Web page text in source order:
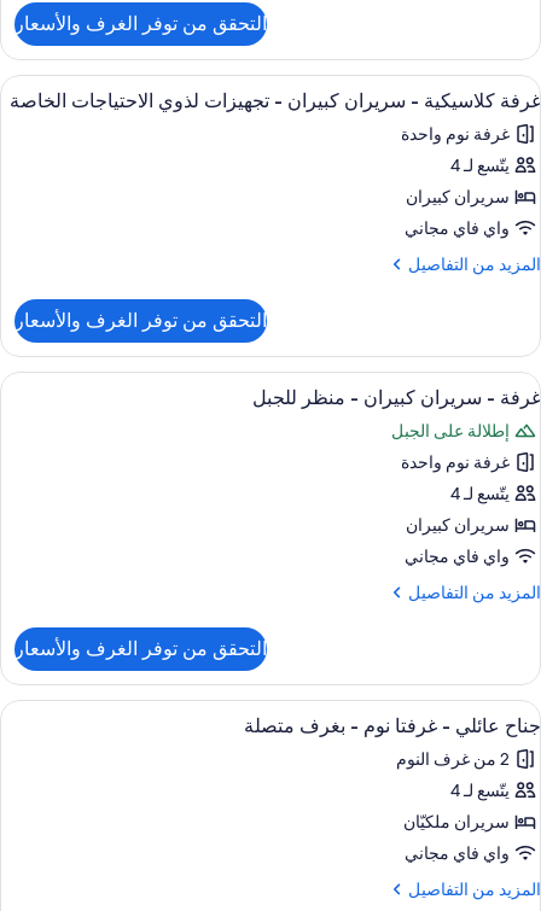
تجهيزات
لذوي
الاحتياجات
الخاصة
غرفة
كلاسيكية
-
سرير
كبير
تجهيزات
لذوي
الاحتياجات
التحقق من توفر الغرف والأسعار
استعراض
جميع
صور
غرفة
كلاسيكية
-
سريران
كبيران
تجهيزات
لذوي
الاحتياجات
الخاصة
أغطية فراش متميزة وأسرّة بطبقة علوية
1
غرفة كلاسيكية - سريران كبيران - تجهيزات لذوي الاحتياجات الخاصة
غرفة نوم واحدة
يتّسع لـ 4
سريران كبيران
واي فاي مجاني
المزيد من التفاصيل
المزيد
غرفة
كلاسيكية
-
سريران
كبيران
تجهيزات
لذوي
الاحتياجات
الخاصة
التحقق من توفر الغرف والأسعار
استعراض
جميع
صور
غرفة
-
سريران
كبيران
-
منظر
أغطية فراش متميزة وأسرّة بطبقة علوية
5
غرفة - سريران كبيران - منظر للجبل
إطلالة على الجبل
غرفة نوم واحدة
يتّسع لـ 4
سريران كبيران
واي فاي مجاني
المزيد من التفاصيل
المزيد
غرفة
سريران
كبيران
منظر
التحقق من توفر الغرف والأسعار
استعراض
جميع
صور
جناح
عائلي
-
غرفتا
أغطية فراش متميزة وأسرّة بطبقة علوية
9
جناح عائلي - غرفتا نوم - بغرف متصلة
2 من غرف النوم
يتّسع لـ 4
سريران ملكيّان
واي فاي مجاني
المزيد من التفاصيل
المزيد